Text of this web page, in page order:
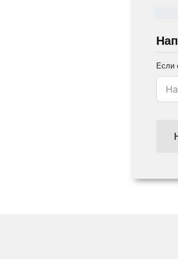
Если